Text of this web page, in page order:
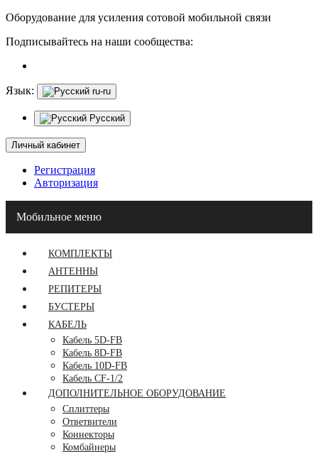
Оборудование для усиления сотовой мобильной связи
Подписывайтесь на наши сообщества:
Язык: ru-ru
Русский
Личный кабинет
Регистрация
Авторизация
Мобильное меню
КОМПЛЕКТЫ
АНТЕННЫ
РЕПИТЕРЫ
БУСТЕРЫ
КАБЕЛЬ
Кабель 5D-FB
Кабель 8D-FB
Кабель 10D-FB
Кабель CF-1/2
ДОПОЛНИТЕЛЬНОЕ ОБОРУДОВАНИЕ
Сплиттеры
Ответвители
Коннекторы
Комбайнеры